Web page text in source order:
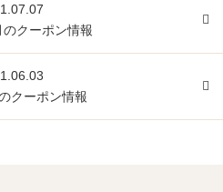
のクーポン情報
クーポン情報